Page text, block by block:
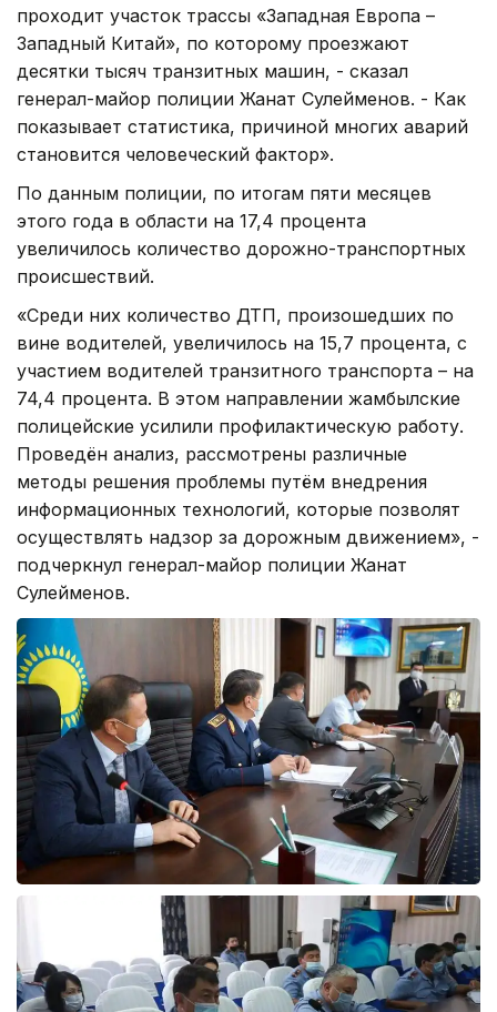
проходит участок трассы «Западная Европа –
Западный Китай», по которому проезжают
десятки тысяч транзитных машин, - сказал
генерал-майор полиции Жанат Сулейменов. - Как
показывает статистика, причиной многих аварий
становится человеческий фактор».
По данным полиции, по итогам пяти месяцев
этого года в области на 17,4 процента
увеличилось количество дорожно-транспортных
происшествий.
«Среди них количество ДТП, произошедших по
вине водителей, увеличилось на 15,7 процента, с
участием водителей транзитного транспорта – на
74,4 процента. В этом направлении жамбылские
полицейские усилили профилактическую работу.
Проведён анализ, рассмотрены различные
методы решения проблемы путём внедрения
информационных технологий, которые позволят
осуществлять надзор за дорожным движением», -
подчеркнул генерал-майор полиции Жанат
Сулейменов.